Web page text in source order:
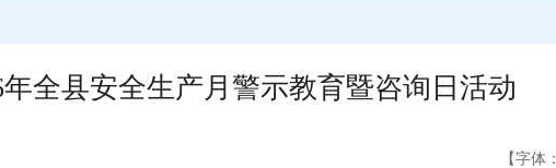
全县安全生产月警示教育暨咨询日活动
【字体：